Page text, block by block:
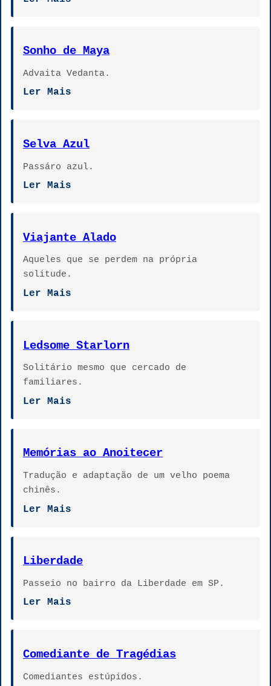
Sonho de Maya
Advaita Vedanta.
Ler Mais
Selva Azul
Passáro azul.
Ler Mais
Viajante Alado
Aqueles que se perdem na própria
solitude.
Ler Mais
Ledsome Starlorn
Solitário mesmo que cercado de
familiares.
Ler Mais
Memórias ao Anoitecer
Tradução e adaptação de um velho poema
chinês.
Ler Mais
Liberdade
Passeio no bairro da Liberdade em SP.
Ler Mais
Comediante de Tragédias
Comediantes estúpidos.